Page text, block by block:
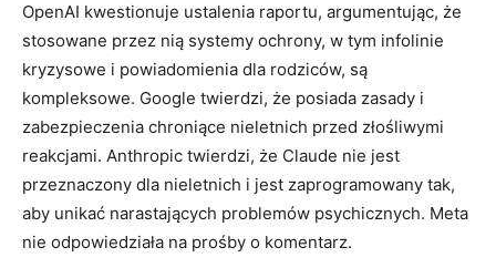
OpenAI kwestionuje ustalenia raportu, argumentując, że
stosowane przez nią systemy ochrony, w tym infolinie
kryzysowe i powiadomienia dla rodziców, są
kompleksowe. Google twierdzi, że posiada zasady i
zabezpieczenia chroniące nieletnich przed złośliwymi
reakcjami. Anthropic twierdzi, że Claude nie jest
przeznaczony dla nieletnich i jest zaprogramowany tak,
aby unikać narastających problemów psychicznych. Meta
nie odpowiedziała na prośby o komentarz.